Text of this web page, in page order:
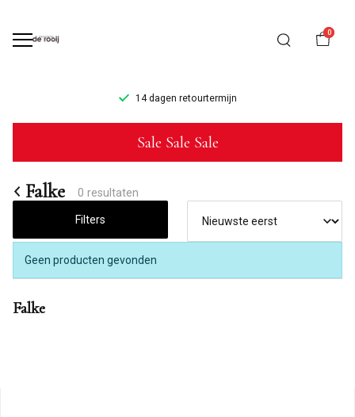
0
14 dagen retourtermijn
Falke
Mannenmode
de
Rooij
Sale Sale Sale
Falke 0 resultaten
Filters
Geen producten gevonden
Falke